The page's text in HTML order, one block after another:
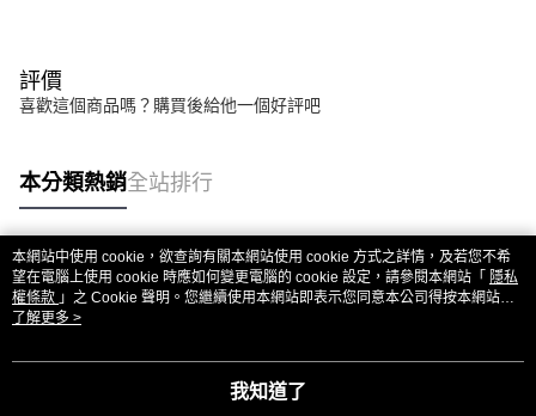
評價
喜歡這個商品嗎？購買後給他一個好評吧
本分類熱銷全站排行
熱門標籤
本網站中使用 cookie，欲查詢有關本網站使用 cookie 方式之詳情，及若您不希
望在電腦上使用 cookie 時應如何變更電腦的 cookie 設定，請參閱本網站「 隱私
權條款 」之 Cookie 聲明。您繼續使用本網站即表示您同意本公司得按本網站使
用條款之 Cookie 聲明使用 cookie。
了解更多 >
我知道了